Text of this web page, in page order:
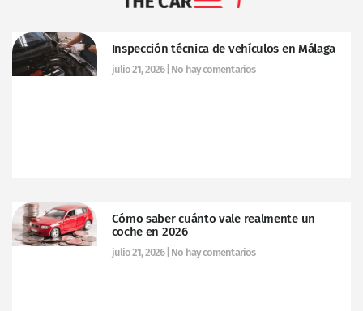
Inspección técnica de vehículos en Málaga
julio 21, 2026 No hay comentarios
Cómo saber cuánto vale realmente un
coche en 2026
julio 21, 2026 No hay comentarios